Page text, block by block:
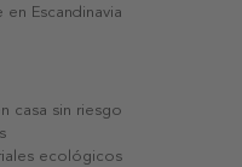
Escandinavia
casa sin riesgo
ecológicos